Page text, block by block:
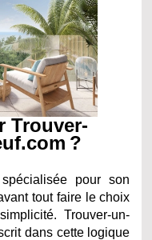
Trouver-
?
pour son
tout faire le choix
Trouver-un-
dans cette logique